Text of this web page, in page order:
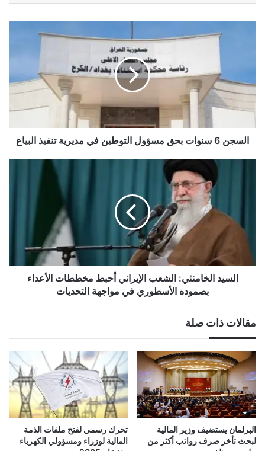
التوطين
في
مديرية
تنفيذ
البياع
السجن 6 سنوات بحق مسؤول التوطين في مديرية تنفيذ البياع
مخططات
بصموده
الأسطوري
السيد الخامنئي: الشعب الإيراني أحبط مخططات الأعداء
بصموده الأسطوري في مواجهة التحديات
مقالات ذات صلة
البرلمان يستضيف وزير المالية
لبحث تأخر صرف رواتب أكثر من
تحرك رسمي لفتح ملفات الذمة
المالية لوزراء ومسؤولي الكهرباء